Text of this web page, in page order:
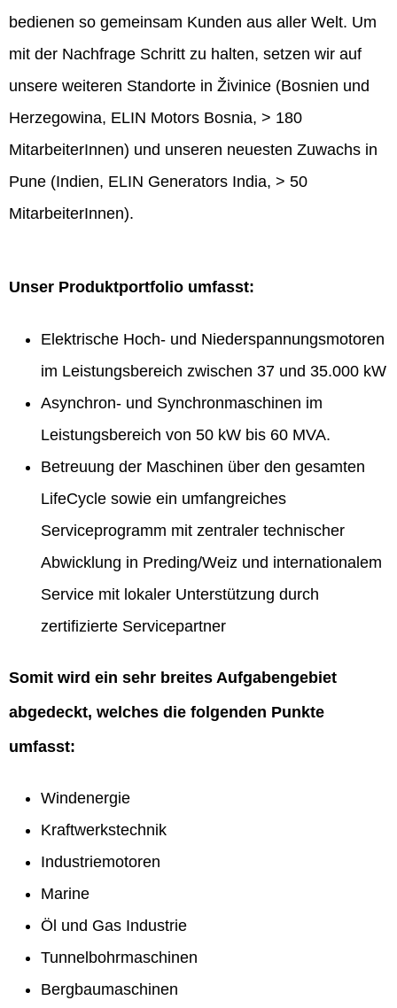
bedienen so gemeinsam Kunden aus aller Welt. Um
mit der Nachfrage Schritt zu halten, setzen wir auf
unsere weiteren Standorte in Živinice (Bosnien und
Herzegowina, ELIN Motors Bosnia, > 180
MitarbeiterInnen) und unseren neuesten Zuwachs in
Pune (Indien, ELIN Generators India, > 50
MitarbeiterInnen).
Unser Produktportfolio umfasst:
Elektrische Hoch- und Niederspannungsmotoren
im Leistungsbereich zwischen 37 und 35.000 kW
Asynchron- und Synchronmaschinen im
Leistungsbereich von 50 kW bis 60 MVA.
Betreuung der Maschinen über den gesamten
LifeCycle sowie ein umfangreiches
Serviceprogramm mit zentraler technischer
Abwicklung in Preding/Weiz und internationalem
Service mit lokaler Unterstützung durch
zertifizierte Servicepartner
Somit wird ein sehr breites Aufgabengebiet
abgedeckt, welches die folgenden Punkte
umfasst:
Windenergie
Kraftwerkstechnik
Industriemotoren
Marine
Öl und Gas Industrie
Tunnelbohrmaschinen
Bergbaumaschinen